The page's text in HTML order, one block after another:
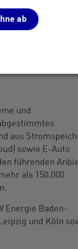
ab
-
Schein der
und
aus
sowie E-Auto
führenden
als 150.000
Energie Baden-
und Köln